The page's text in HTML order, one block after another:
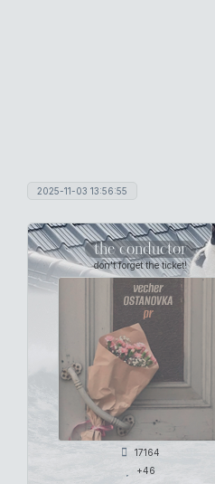
2025-11-03 13:56:55
the conductor
don't forget the ticket!
17164
+46